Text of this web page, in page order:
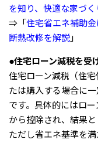
を知り、快適な家づく
⇒「 住宅省エネ補助
断熱改修を解説 」
●住宅ローン減税を受
住宅ローン減税（住
たは購入する場合に
です。具体的にはロ
から控除され、結果
ただし省エネ基準を